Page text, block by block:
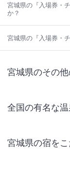
宮城県の『入場券・
か？
宮城県の『入場券・
宮城県のその
全国の有名な
宮城県の宿を